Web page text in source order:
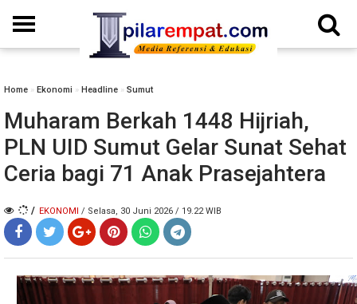
Home » Ekonomi » Headline » Sumut
Muharam Berkah 1448 Hijriah,
PLN UID Sumut Gelar Sunat Sehat
Ceria bagi 71 Anak Prasejahtera
/ EKONOMI / Selasa, 30 Juni 2026 / 19.22 WIB